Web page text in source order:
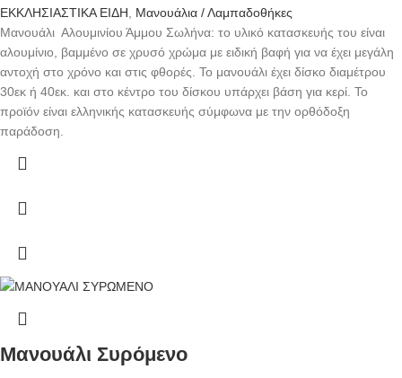
ΕΚΚΛΗΣΙΑΣΤΙΚΑ ΕΙΔΗ
Μανουάλια / Λαμπαδοθήκες
Μανουάλι Αλουμινίου Άμμου Σωλήνα: το υλικό κατασκευής του είναι
αλουμίνιο, βαμμένο σε χρυσό χρώμα με ειδική βαφή για να έχει μεγάλη
αντοχή στο χρόνο και στις φθορές. Το μανουάλι έχει δίσκο διαμέτρου
30εκ ή 40εκ. και στο κέντρο του δίσκου υπάρχει βάση για κερί. Το
προϊόν είναι ελληνικής κατασκευής σύμφωνα με την ορθόδοξη
παράδοση.
Μανουάλι Συρόμενο